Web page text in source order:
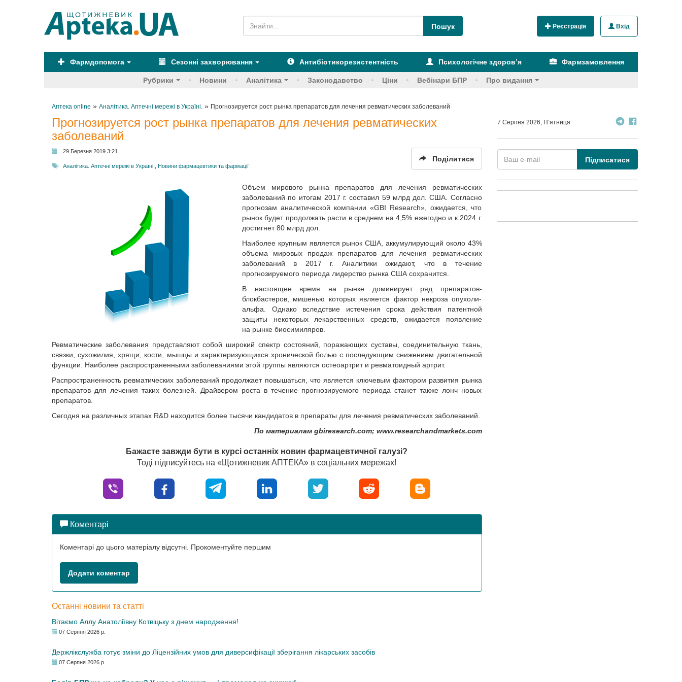
Реєстрація Вхід
Фармдопомога Сезонні захворювання Антибіотикорезистентність Психологічне здоров’я Фармзамовлення
Рубрики Новини Аналітика Законодавство Ціни Вебінари БПР Про видання
Аптека online » Аналітика. Аптечні мережі в Україні. » Прогнозируется рост рынка препаратов для лечения ревматических заболеваний
Прогнозируется рост рынка препаратов для лечения ревматических
заболеваний
29 Березня 2019 3:21
Аналітика. Аптечні мережі в Україні. Новини фармацевтики та фармації
Поділитися
Объем мирового рынка препаратов для лечения ревматических
заболеваний по итогам 2017 г. составил 59 млрд дол. США. Согласно
прогнозам аналитической компании «GBI Research», ожидается, что
рынок будет продолжать расти в среднем на 4,5% ежегодно и к 2024 г.
достигнет 80 млрд дол.
Наиболее крупным является рынок США, аккумулирующий около 43%
объема мировых продаж препаратов для лечения ревматических
заболеваний в 2017 г. Аналитики ожидают, что в течение
прогнозируемого периода лидерство рынка США сохранится.
В настоящее время на рынке доминирует ряд препаратов-
блокбастеров, мишенью которых является фактор некроза опухоли-
альфа. Однако вследствие истечения срока действия патентной
защиты некоторых лекарственных средств, ожидается появление
на рынке биосимиляров.
Ревматические заболевания представляют собой широкий спектр состояний, поражающих суставы, соединительную ткань,
связки, сухожилия, хрящи, кости, мышцы и характеризующихся хронической болью с последующим снижением двигательной
функции. Наиболее распространенными заболеваниями этой группы являются остеоартрит и ревматоидный артрит.
Распространенность ревматических заболеваний продолжает повышаться, что является ключевым фактором развития рынка
препаратов для лечения таких болезней. Драйвером роста в течение прогнозируемого периода станет также лонч новых
препаратов.
Сегодня на различных этапах R&D находится более тысячи кандидатов в препараты для лечения ревматических заболеваний.
По материалам gbiresearch.com; www.researchandmarkets.com
Бажаєте завжди бути в курсі останніх новин фармацевтичної галузі?
Тоді підписуйтесь на «Щотижневик АПТЕКА» в соціальних мережах!
Коментарі
Коментарі до цього матеріалу відсутні. Прокоментуйте першим
Додати коментар
Останні новини та статті
Вітаємо Аллу Анатоліївну Котвіцьку з днем народження!
07 Серпня 2026 р.
Держлікслужба готує зміни до Ліцензійних умов для диверсифікації зберігання лікарських засобів
07 Серпня 2026 р.
7 Серпня 2026, П’ятниця
Підписатися